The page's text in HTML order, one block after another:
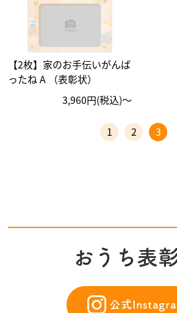
【2枚】家のお手伝いがんば
ったね A （表彰状）
3,960円(税込)〜
1 2 3
おうち表
公式